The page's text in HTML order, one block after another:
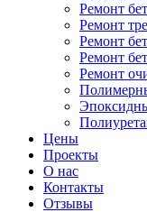
Ремонт
Ремонт
Ремонт
Ремонт
Ремонт
Цены
Проекты
О нас
Контакты
Отзывы